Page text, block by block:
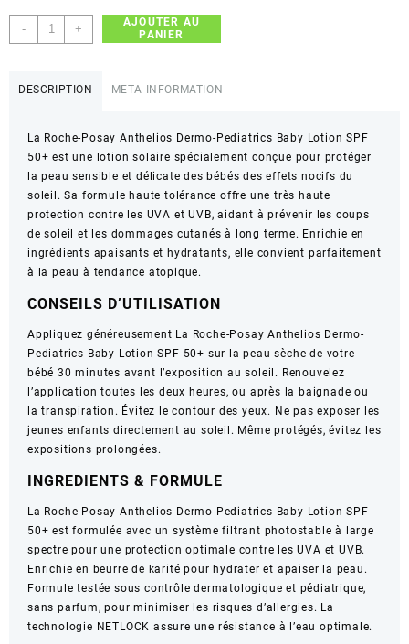
-
quantité
de
Anthelios
Dermo-
Pediatrics
Baby
Lotion
SPF
50+
-
haute
protection
solaire
-
50
ml
+
AJOUTER AU
PANIER
DESCRIPTION META INFORMATION
La Roche-Posay Anthelios Dermo-Pediatrics Baby Lotion SPF
50+ est une lotion solaire spécialement conçue pour protéger
la peau sensible et délicate des bébés des effets nocifs du
soleil. Sa formule haute tolérance offre une très haute
protection contre les UVA et UVB, aidant à prévenir les coups
de soleil et les dommages cutanés à long terme. Enrichie en
ingrédients apaisants et hydratants, elle convient parfaitement
à la peau à tendance atopique.
CONSEILS D’UTILISATION
Appliquez généreusement La Roche-Posay Anthelios Dermo-
Pediatrics Baby Lotion SPF 50+ sur la peau sèche de votre
bébé 30 minutes avant l’exposition au soleil. Renouvelez
l’application toutes les deux heures, ou après la baignade ou
la transpiration. Évitez le contour des yeux. Ne pas exposer les
jeunes enfants directement au soleil. Même protégés, évitez les
expositions prolongées.
INGREDIENTS & FORMULE
La Roche-Posay Anthelios Dermo-Pediatrics Baby Lotion SPF
50+ est formulée avec un système filtrant photostable à large
spectre pour une protection optimale contre les UVA et UVB.
Enrichie en beurre de karité pour hydrater et apaiser la peau.
Formule testée sous contrôle dermatologique et pédiatrique,
sans parfum, pour minimiser les risques d’allergies. La
technologie NETLOCK assure une résistance à l’eau optimale.